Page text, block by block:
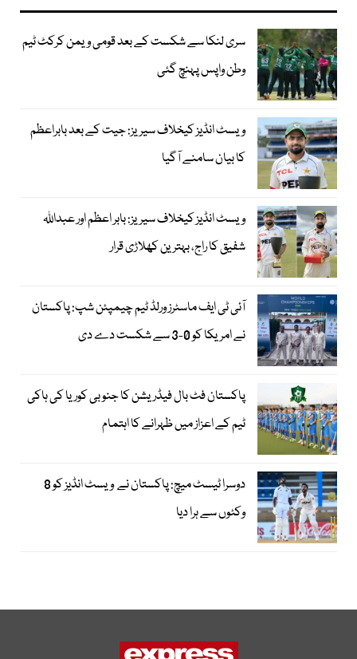
سری لنکا سے شکست کے بعد قومی ویمن کرکٹ ٹیم
وطن واپس پہنچ گئی
ویسٹ انڈیز کیخلاف سیریز: جیت کے بعد بابراعظم
کا بیان سامنے آگیا
ویسٹ انڈیز کیخلاف سیریز: بابر اعظم اور عبداللہ
شفیق کا راج، بہترین کھلاڑی قرار
آئی ٹی ایف ماسٹرز ورلڈ ٹیم چیمپئن شپ: پاکستان
نے امریکا کو 0-3 سے شکست دے دی
پاکستان فٹ بال فیڈریشن کا جنوبی کوریا کی ہاکی
ٹیم کے اعزاز میں ظہرانے کا اہتمام
دوسرا ٹیسٹ میچ: پاکستان نے ویسٹ انڈیز کو 8
وکٹوں سے ہرا دیا